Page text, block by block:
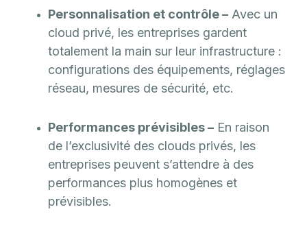
Personnalisation et contrôle – Avec un
cloud privé, les entreprises gardent
totalement la main sur leur infrastructure :
configurations des équipements, réglages
réseau, mesures de sécurité, etc.
Performances prévisibles – En raison
de l’exclusivité des clouds privés, les
entreprises peuvent s’attendre à des
performances plus homogènes et
prévisibles.